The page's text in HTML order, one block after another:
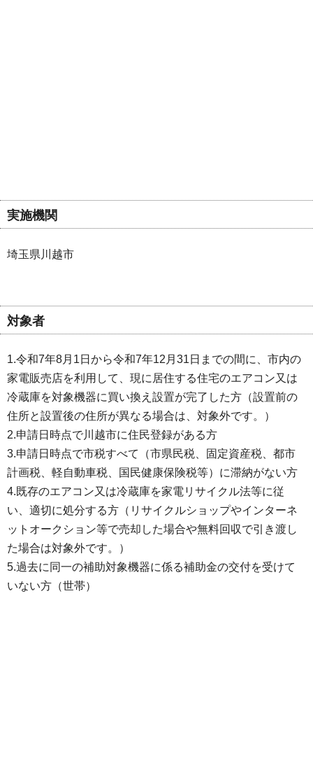
実施機関
埼玉県川越市
対象者
1.令和7年8月1日から令和7年12月31日までの間に、市内の
家電販売店を利用して、現に居住する住宅のエアコン又は
冷蔵庫を対象機器に買い換え設置が完了した方（設置前の
住所と設置後の住所が異なる場合は、対象外です。）
2.申請日時点で川越市に住民登録がある方
3.申請日時点で市税すべて（市県民税、固定資産税、都市
計画税、軽自動車税、国民健康保険税等）に滞納がない方
4.既存のエアコン又は冷蔵庫を家電リサイクル法等に従
い、適切に処分する方（リサイクルショップやインターネ
ットオークション等で売却した場合や無料回収で引き渡し
た場合は対象外です。）
5.過去に同一の補助対象機器に係る補助金の交付を受けて
いない方（世帯）